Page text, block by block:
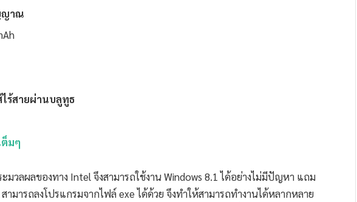
ญาณ
ไร้สายผ่านบลูทูธ
ต็มๆ
มวลผลของทาง Intel จึงสามารถใช้งาน Windows 8.1 ได้อย่างไม่มีปัญหา แถม
มารถลงโปรแกรมจากไฟล์ exe ได้ด้วย จึงทำให้สามารถทำงานได้หลากหลาย